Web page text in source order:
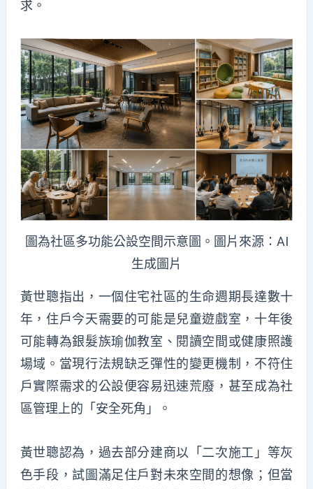
求。
圖為社區多功能公設空間示意圖。圖片來源：AI
生成圖片
黃世聰指出，一個住宅社區的生命週期長達數十
年，住戶今天需要的可能是兒童遊戲室，十年後
可能轉為銀髮族瑜伽教室、閱讀空間或健康照護
場域。當現行法規缺乏彈性的變更機制，不符住
戶實際需求的公設便容易迅速荒廢，甚至成為社
區管理上的「安全死角」。
黃世聰認為，過去部分建商以「二次施工」等灰
色手段，試圖滿足住戶對未來空間的想像；但當